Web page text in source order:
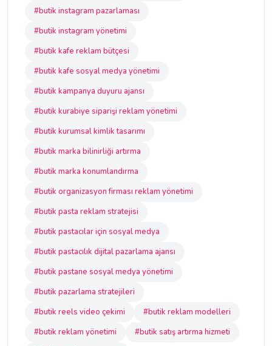
#butik instagram pazarlaması
#butik instagram yönetimi
#butik kafe reklam bütçesi
#butik kafe sosyal medya yönetimi
#butik kampanya duyuru ajansı
#butik kurabiye siparişi reklam yönetimi
#butik kurumsal kimlik tasarımı
#butik marka bilinirliği artırma
#butik marka konumlandırma
#butik organizasyon firması reklam yönetimi
#butik pasta reklam stratejisi
#butik pastacılar için sosyal medya
#butik pastacılık dijital pazarlama ajansı
#butik pastane sosyal medya yönetimi
#butik pazarlama stratejileri
#butik reels video çekimi
#butik reklam modelleri
#butik reklam yönetimi
#butik satış artırma hizmeti